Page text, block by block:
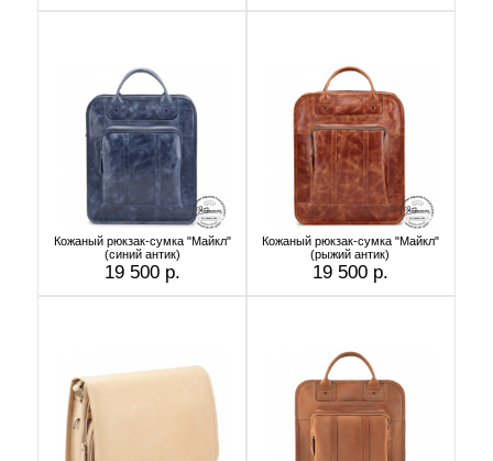
Кожаный рюкзак-сумка "Майкл"
(синий антик)
19 500 р.
Кожаный рюкзак-сумка "Майкл"
(рыжий антик)
19 500 р.